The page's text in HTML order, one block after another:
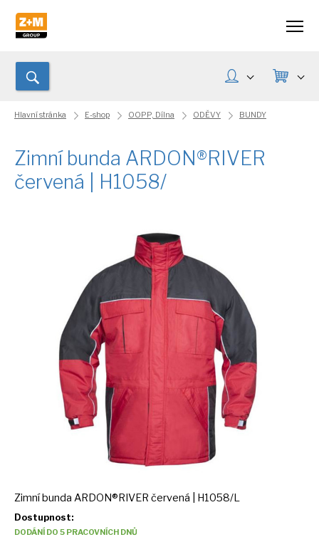
Hlavní stránka E-shop OOPP, Dílna ODĚVY BUNDY
Zimní bunda ARDON®RIVER
červená | H1058/
Zimní bunda ARDON®RIVER červená | H1058/L
Dostupnost:
DODÁNÍ DO 5 PRACOVNÍCH DNŮ